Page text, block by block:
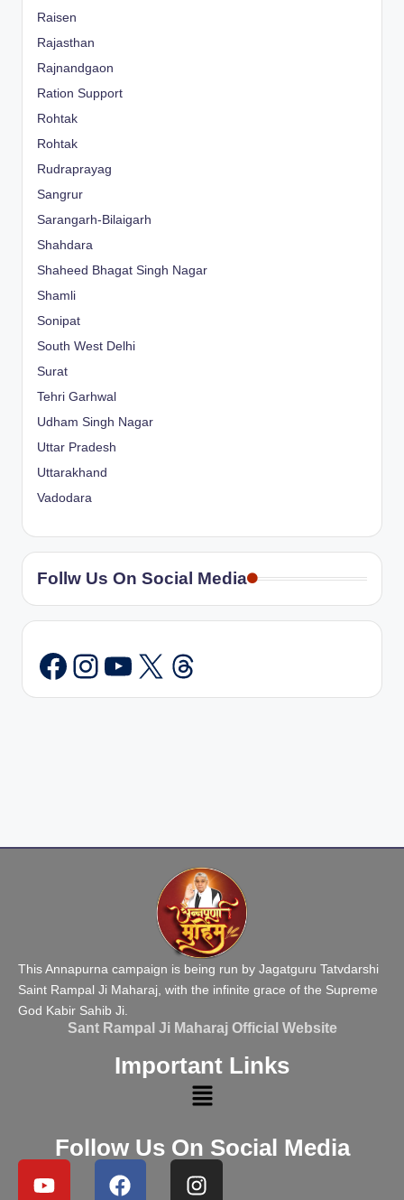
Raisen
Rajasthan
Rajnandgaon
Ration Support
Rohtak
Rohtak
Rudraprayag
Sangrur
Sarangarh-Bilaigarh
Shahdara
Shaheed Bhagat Singh Nagar
Shamli
Sonipat
South West Delhi
Surat
Tehri Garhwal
Udham Singh Nagar
Uttar Pradesh
Uttarakhand
Vadodara
Follw Us On Social Media
Instagram
YouTube
X Threads
This Annapurna campaign is being run by Jagatguru Tatvdarshi
Saint Rampal Ji Maharaj, with the infinite grace of the Supreme
God Kabir Sahib Ji.
Sant Rampal Ji Maharaj Official Website
Important Links
Follow Us On Social Media